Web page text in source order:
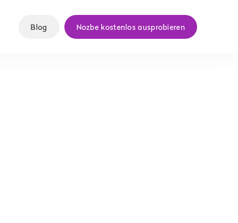
Blog Nozbe kostenlos ausprobieren